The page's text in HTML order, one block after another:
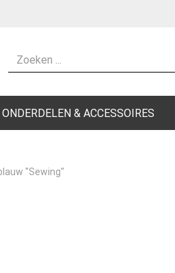
ONDERDELEN & ACCESSOIRES
"Sewing"